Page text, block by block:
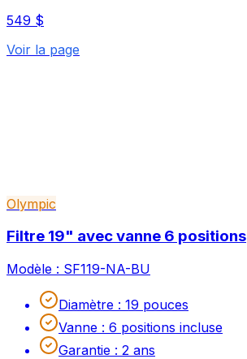
549 $
Voir la page
Olympic
Filtre 19" avec vanne 6 positions
Modèle : SF119-NA-BU
Diamètre : 19 pouces
Vanne : 6 positions incluse
Garantie : 2 ans